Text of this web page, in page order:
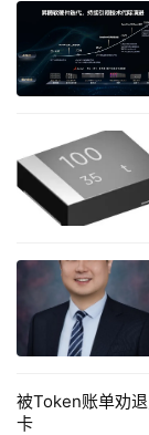
被Token账单劝
卡